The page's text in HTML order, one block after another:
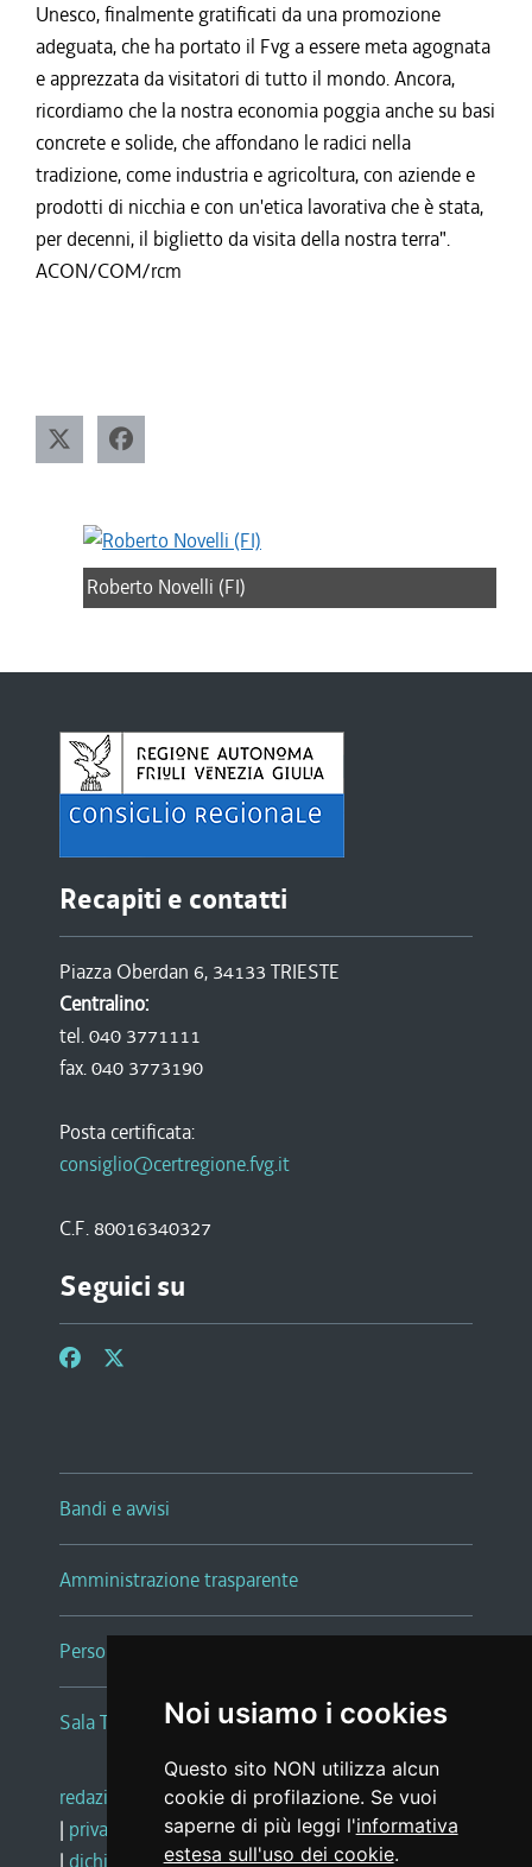
Noi usiamo i cookies
Questo sito NON utilizza alcun
cookie di profilazione. Se vuoi
saperne di più leggi l'informativa
estesa sull'uso dei cookie.
Unesco, finalmente gratificati da una promozione
adeguata, che ha portato il Fvg a essere meta agognata
e apprezzata da visitatori di tutto il mondo. Ancora,
ricordiamo che la nostra economia poggia anche su basi
concrete e solide, che affondano le radici nella
tradizione, come industria e agricoltura, con aziende e
prodotti di nicchia e con un'etica lavorativa che è stata,
per decenni, il biglietto da visita della nostra terra".
ACON/COM/rcm
Roberto Novelli (FI)
Recapiti e contatti
Piazza Oberdan 6, 34133 TRIESTE
Centralino:
tel. 040 3771111
fax. 040 3773190
Posta certificata:
consiglio@certregione.fvg.it
C.F. 80016340327
Seguici su
Bandi e avvisi
Amministrazione trasparente
Persone e Uffici
Sala Tiziano Tessitori
redazione web |note legali |glossario
| privacy
social media policy
| dichiarazione di accessibilità |feedback